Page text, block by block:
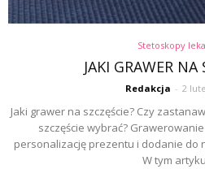
Stetoskopy
JAKI GRAWER NA
Redakcja - 2
Jaki grawer na szczęście? Czy
szczęście wybrać?
personalizację prezentu i dodanie do
W tym